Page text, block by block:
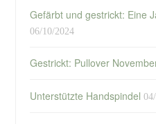
Gefärbt und gestrickt: Eine
06/10/2024
Gestrickt: Pullover
Unterstützte Handspindel